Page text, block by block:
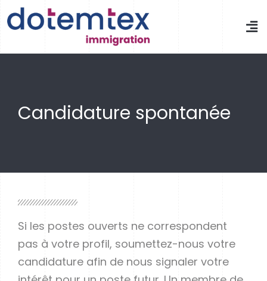
Candidature spontanée
Si les postes ouverts ne correspondent
pas à votre profil, soumettez-nous votre
candidature afin de nous signaler votre